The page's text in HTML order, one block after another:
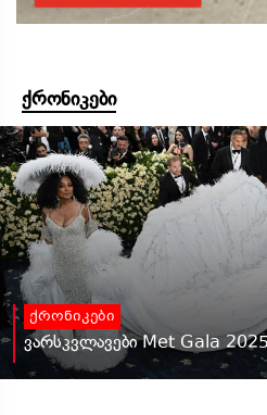
ქრონიკები
ქრონიკები
ვარსკვლავები Met Gala